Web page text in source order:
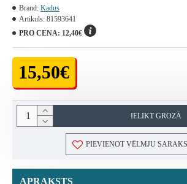
15,50€
Brand: Kadus
Artikuls: 81593641
PRO CENA: 12,40€
IELIKT GROZĀ
PIEVIENOT VĒLMJU
APRAKSTS